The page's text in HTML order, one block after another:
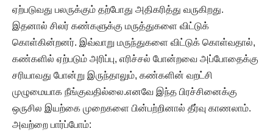
ஏற்படுவது பலருக்கும் தற்போது அதிகரித்து வருகிறது.
இதனால் சிலர் கண்களுக்கு மருத்துகளை விட்டுக்
கொள்கின்றனர். இவ்வாறு மருந்துகளை விட்டுக் கொள்வதால்,
கண்களில் ஏற்படும் அரிப்பு, எரிச்சல் போன்றவை அப்போதைக்கு
சரியாவது போன்று இருந்தாலும், கண்களின் வறட்சி
முழுமையாக நீங்குவதில்லை.எனவே இந்த பிரச்சினைக்கு
ஒருசில இயற்கை முறைகளை பின்பற்றினால் தீர்வு காணலாம்.
அவற்றை பார்ப்போம்: